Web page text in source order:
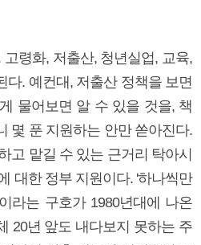
령화, 저출산, 청년실업, 교육,
다. 예컨대, 저출산 정책을 보면
물어보면 알 수 있을 것을, 책
몇 푼 지원하는 안만 쏟아진다.
고 맡길 수 있는 근거리 탁아시
대한 정부 지원이다. '하나씩만
라는 구호가 1980년대에 나온
20년 앞도 내다보지 못하는 주